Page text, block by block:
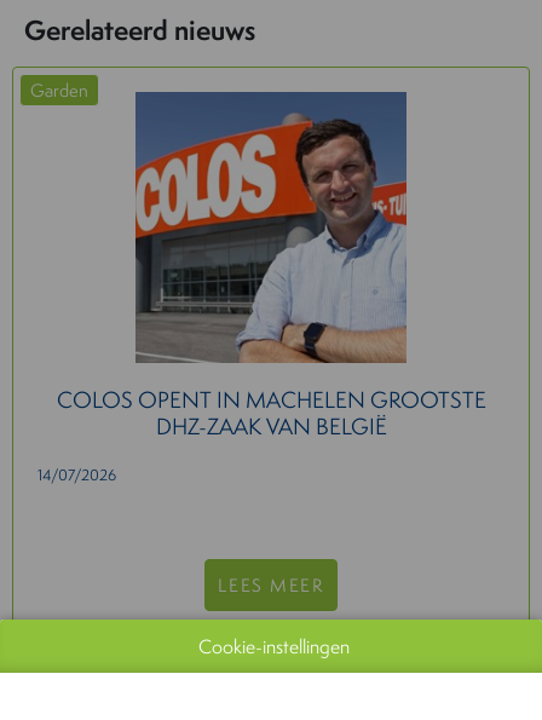
Gerelateerd nieuws
Garden
COLOS OPENT IN MACHELEN GROOTSTE
DHZ-ZAAK VAN BELGIË
14/07/2026
LEES MEER
Cookie-instellingen